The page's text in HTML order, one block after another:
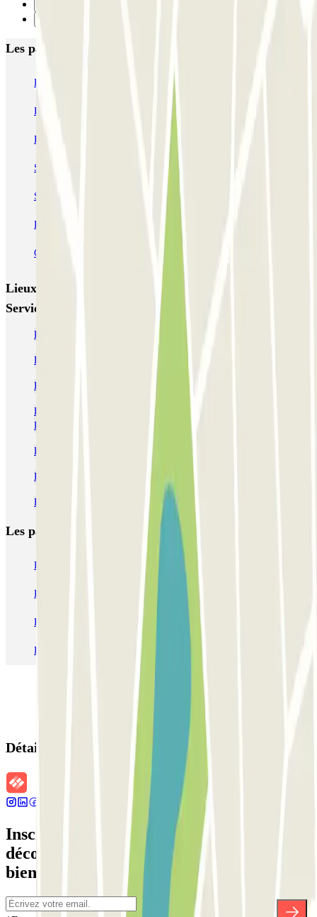
Les parkings les mieux notés à Paris
Bastille - Saint-Antoine Beaubourg Centre Pompidou
Parkélis Lefebvre Gare Maine Montparnasse
Forum des Halles-Rambuteau
SAEMES Méditerranée Gare de Lyon
SAEMES Goutte d'Or - Gare du Nord
Bercy - Arena - Gare de Lyon Pullman Tour Eiffel
Garage d'Abbeville - Gare du Nord
Lieux et événements intéressants à proximité ECTOR -
Service Voiturier - Gare de Lyon
Parking Hôtel Novotel Paris Gare de Lyon | Parclick
Parking Hôtel Mercure Paris Gare de Lyon TGV | Parclick
Parking Gare de Lyon (Paris) - Tarif pas cher - Parclick
Parking Hôpital Saint-Antoine à Paris | Réservez votre place |
Parclick
Parkings Cité de la Mode et du Design | Parclick
Parkings pour assister au spectacle d'Alexis Gruss
Parkings pour le Judo Paris Grand Slam | Parclick
Les parkings les plus réservés
Parking Paris Parking Gare de Lyon
Parking Charles de Gaulle - Roissy Aeroport
Parking Aéroport Roland Garros La Réunion P4 Longue Durée
Parking Aéroport Barcelone Parking Aéroport Beauvais
Détails de la réservation
Inscrivez-vous à notre newsletter et
découvrez des réductions, des concours et
bien d'autres surprises.